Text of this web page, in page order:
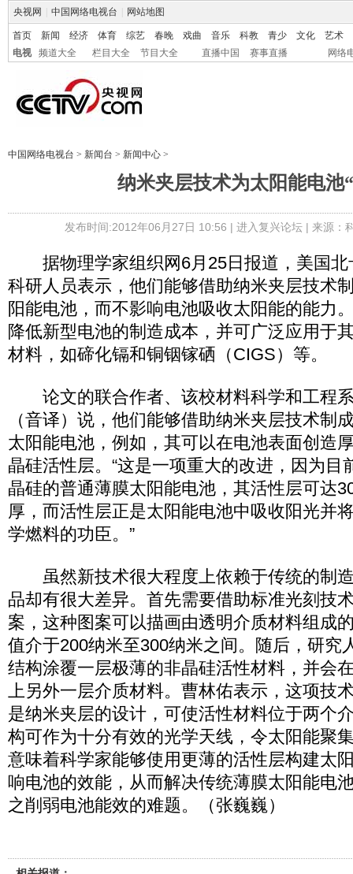
央视网 中国网络电视台 网站地图
首页 新闻 经济 体育 综艺 春晚 戏曲 音乐 科教 青少 文化
艺术
电视
频道大全 栏目大全 节目大全 直播中国 赛事直播 网络
中国网络电视台 > 新闻台 > 新闻中心 >
纳米夹层技术为太阳能电池
发布时间:2012年06月27日 10:56 | 进入复兴论坛| 来源：
据物理学家组织网6月25日报道，美国北
科研人员表示，他们能够借助纳米夹层技术
阳能电池，而不影响电池吸收太阳能的能力
降低新型电池的制造成本，并可广泛应用于
材料，如碲化镉和铜铟镓硒（CIGS）等。
论文的联合作者、该校材料科学和工程
（音译）说，他们能够借助纳米夹层技术制
太阳能电池，例如，其可以在电池表面创造
晶硅活性层。“这是一项重大的改进，因为目
晶硅的普通薄膜太阳能电池，其活性层可达
厚，而活性层正是太阳能电池中吸收阳光并
学燃料的功臣。”
虽然新技术很大程度上依赖于传统的制
品却有很大差异。首先需要借助标准光刻技
案，这种图案可以描画由透明介质材料组成
值介于200纳米至300纳米之间。随后，研究
结构涂覆一层极薄的非晶硅活性材料，并会
上另外一层介质材料。曹林佑表示，这项技
是纳米夹层的设计，可使活性材料位于两个
构可作为十分有效的光学天线，令太阳能聚
意味着科学家能够使用更薄的活性层构建太
响电池的效能，从而解决传统薄膜太阳能电
之削弱电池能效的难题。（张巍巍）